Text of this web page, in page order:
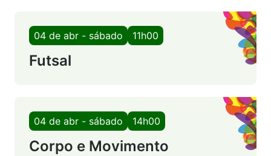
04 de abr - sábado 11h00
Futsal
04 de abr - sábado 14h00
Corpo e Movimento